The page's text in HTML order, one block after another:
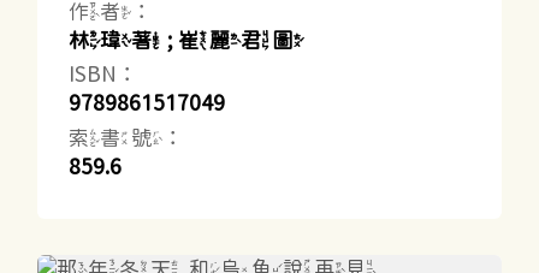
作者：
林瑋著 ; 崔麗君圖
ISBN：
9789861517049
索書號：
859.6